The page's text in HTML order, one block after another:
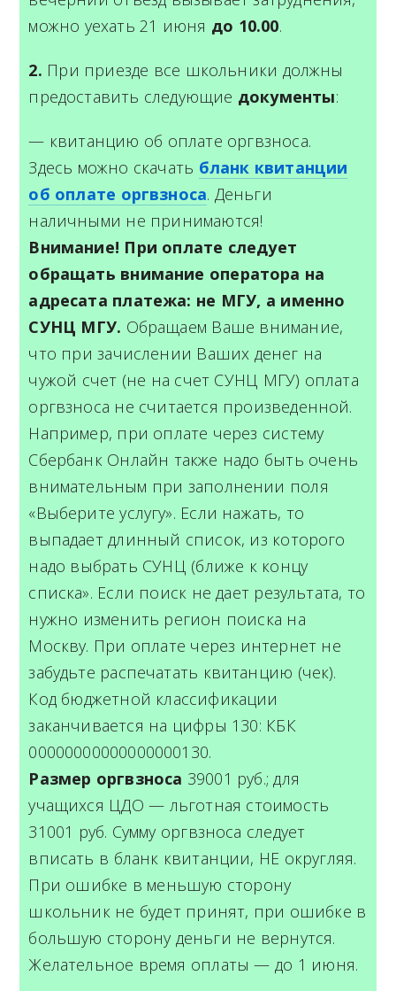
можно уехать 21 июня до 10.00.
2. При приезде все школьники должны
предоставить следующие документы:
— квитанцию об оплате оргвзноса.
Здесь можно скачать бланк квитанции
об оплате оргвзноса. Деньги
наличными не принимаются!
Внимание! При оплате следует
обращать внимание оператора на
адресата платежа: не МГУ, а именно
СУНЦ МГУ. Обращаем Ваше внимание,
что при зачислении Ваших денег на
чужой счет (не на счет СУНЦ МГУ) оплата
оргвзноса не считается произведенной.
Например, при оплате через систему
Сбербанк Онлайн также надо быть очень
внимательным при заполнении поля
«Выберите услугу». Если нажать, то
выпадает длинный список, из которого
надо выбрать СУНЦ (ближе к концу
списка». Если поиск не дает результата, то
нужно изменить регион поиска на
Москву. При оплате через интернет не
забудьте распечатать квитанцию (чек).
Код бюджетной классификации
заканчивается на цифры 130: КБК
00000000000000000130.
Размер оргвзноса 39001 руб.; для
учащихся ЦДО — льготная стоимость
31001 руб. Сумму оргвзноса следует
вписать в бланк квитанции, НЕ округляя.
При ошибке в меньшую сторону
школьник не будет принят, при ошибке в
большую сторону деньги не вернутся.
Желательное время оплаты — до 1 июня.